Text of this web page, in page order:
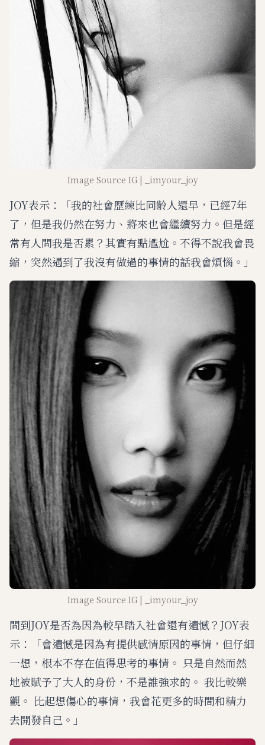
Image Source IG | _imyour_joy
JOY表示：「我的社會歷練比同齡人還早，已經7年
了，但是我仍然在努力、將來也會繼續努力。但是經
常有人問我是否累？其實有點尷尬。不得不說我會畏
縮，突然遇到了我沒有做過的事情的話我會煩惱。」
Image Source IG | _imyour_joy
問到JOY是否為因為較早踏入社會還有遺憾？JOY表
示：「會遺憾是因為有提供感情原因的事情，但仔細
一想，根本不存在值得思考的事情。 只是自然而然
地被賦予了大人的身份，不是誰強求的。 我比較樂
觀。 比起想傷心的事情，我會花更多的時間和精力
去開發自己。」